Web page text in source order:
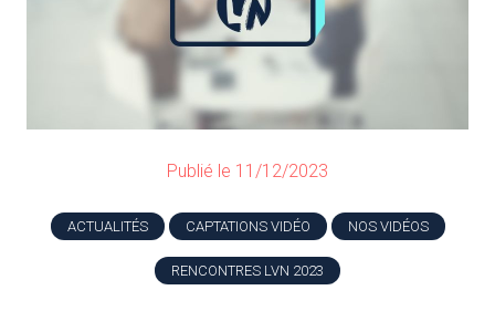
Publié le 11/12/2023
ACTUALITÉS CAPTATIONS VIDÉO NOS VIDÉOS
RENCONTRES LVN 2023